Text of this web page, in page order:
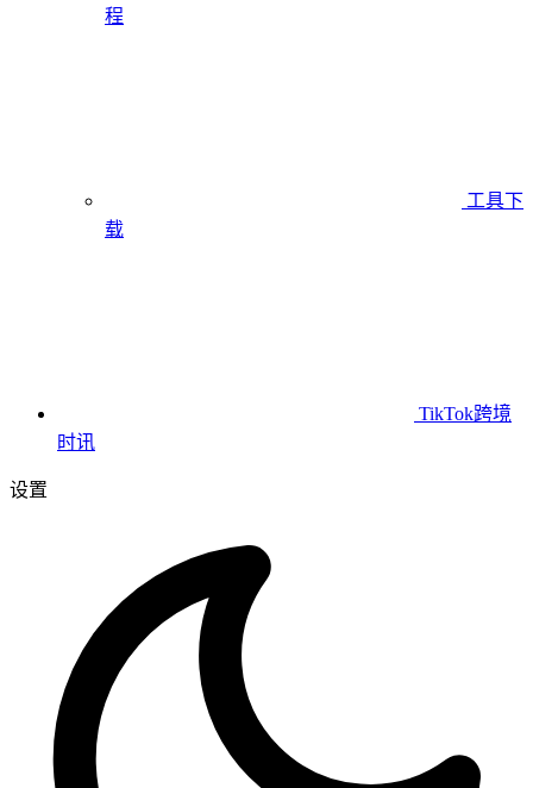
程
工具下
载
TikTok跨境
时讯
设置